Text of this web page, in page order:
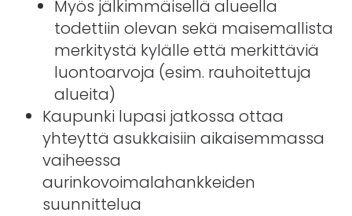
Myös jälkimmäisellä alueella
todettiin olevan sekä maisemallista
merkitystä kylälle että merkittäviä
luontoarvoja (esim. rauhoitettuja
alueita)
Kaupunki lupasi jatkossa ottaa
yhteyttä asukkaisiin aikaisemmassa
vaiheessa
aurinkovoimalahankkeiden
suunnittelua